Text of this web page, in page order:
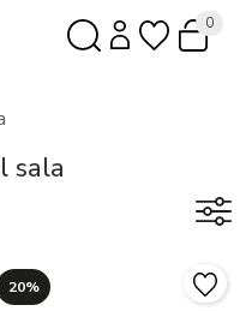
0
sala
20%